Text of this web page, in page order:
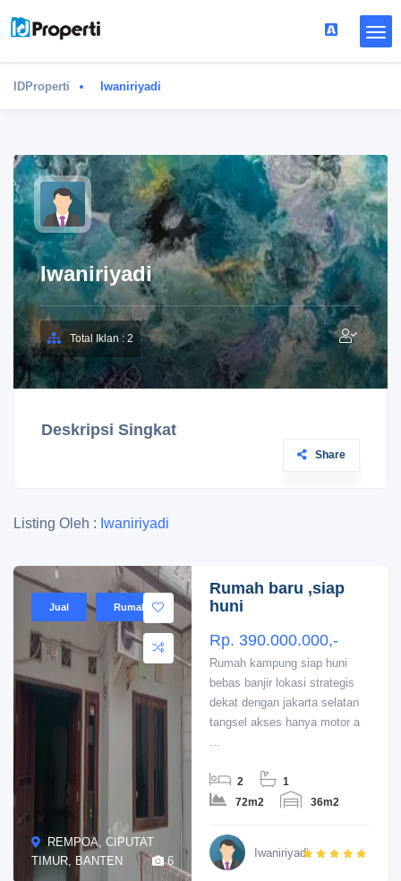
IDProperti Iwaniriyadi
Iwaniriyadi
Total Iklan : 2
Deskripsi Singkat
Share
Listing Oleh : Iwaniriyadi
REMPOA, CIPUTAT
TIMUR, BANTEN
Jual Rumah
6
Rumah baru ,siap
huni
Rp. 390.000.000,-
Rumah kampung siap huni
bebas banjir lokasi strategis
dekat dengan jakarta selatan
tangsel akses hanya motor a
...
2
1
72m2
36m2
Iwaniriyadi